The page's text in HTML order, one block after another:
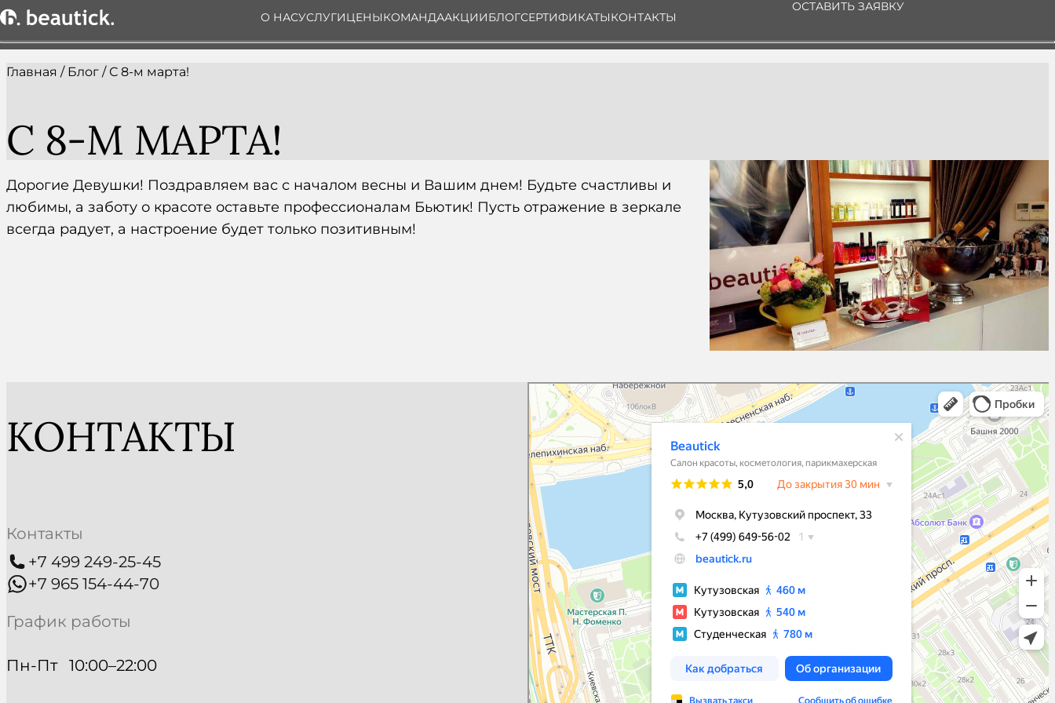
О НАСУСЛУГИЦЕНЫКОМАНДААКЦИИБЛОГСЕРТИФИКАТЫКОНТАКТЫ
ОСТАВИТЬ ЗАЯВКУ
Главная / Блог / С 8-м марта!
С 8-М МАРТА!
Дорогие Девушки! Поздравляем вас с началом весны и Вашим днем! Будьте счастливы и
любимы, а заботу о красоте оставьте профессионалам Бьютик! Пусть отражение в зеркале
всегда радует, а настроение будет только позитивным!
КОНТАКТЫ
Контакты
+7 499 249-25-45
+7 965 154-44-70
График работы
Пн-Пт   10:00–22:00
Beautick
Салон красоты в Москве
Косметология в Москве